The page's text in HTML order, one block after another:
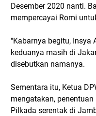
Desember 2020 nanti.
mempercayai Romi
"Kabarnya begitu, Insya
keduanya masih di
disebutkan namanya.
Sementara itu, Ketua
mengatakan,
Pilkada serentak di